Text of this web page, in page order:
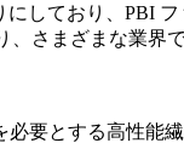
しており、PBI
さまざまな業界
要とする高性能